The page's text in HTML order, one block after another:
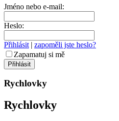
Jméno nebo e-mail:
Heslo:
Přihlásit | zapoměli jste heslo?
Zapamatuj si mě
Rychlovky
Rychlovky